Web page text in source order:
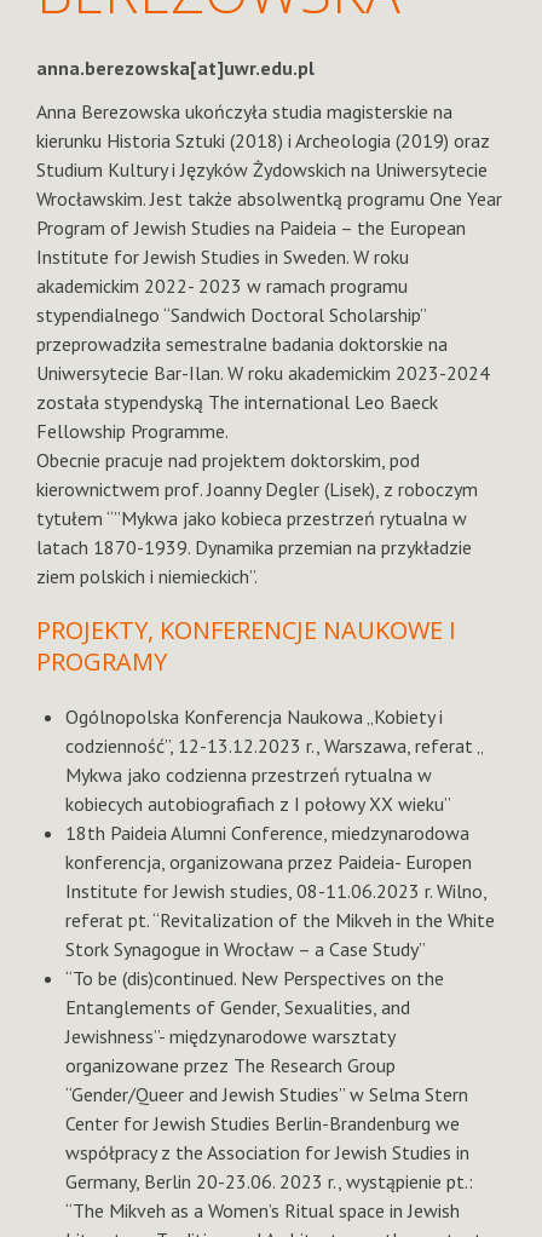
anna.berezowska[at]uwr.edu.pl
Anna Berezowska ukończyła studia magisterskie na
kierunku Historia Sztuki (2018) i Archeologia (2019) oraz
Studium Kultury i Języków Żydowskich na Uniwersytecie
Wrocławskim. Jest także absolwentką programu One Year
Program of Jewish Studies na Paideia – the European
Institute for Jewish Studies in Sweden. W roku
akademickim 2022- 2023 w ramach programu
stypendialnego “Sandwich Doctoral Scholarship”
przeprowadziła semestralne badania doktorskie na
Uniwersytecie Bar-Ilan. W roku akademickim 2023-2024
została stypendyską The international Leo Baeck
Fellowship Programme.
Obecnie pracuje nad projektem doktorskim, pod
kierownictwem prof. Joanny Degler (Lisek), z roboczym
tytułem “”Mykwa jako kobieca przestrzeń rytualna w
latach 1870-1939. Dynamika przemian na przykładzie
ziem polskich i niemieckich”.
PROJEKTY, KONFERENCJE NAUKOWE I
PROGRAMY
Ogólnopolska Konferencja Naukowa „Kobiety i
codzienność”, 12-13.12.2023 r., Warszawa, referat „
Mykwa jako codzienna przestrzeń rytualna w
kobiecych autobiografiach z I połowy XX wieku”
18th Paideia Alumni Conference, miedzynarodowa
konferencja, organizowana przez Paideia- Europen
Institute for Jewish studies, 08-11.06.2023 r. Wilno,
referat pt. “Revitalization of the Mikveh in the White
Stork Synagogue in Wrocław – a Case Study”
“To be (dis)continued. New Perspectives on the
Entanglements of Gender, Sexualities, and
Jewishness”- międzynarodowe warsztaty
organizowane przez The Research Group
“Gender/Queer and Jewish Studies” w Selma Stern
Center for Jewish Studies Berlin-Brandenburg we
współpracy z the Association for Jewish Studies in
Germany, Berlin 20-23.06. 2023 r., wystąpienie pt.:
“The Mikveh as a Women’s Ritual space in Jewish